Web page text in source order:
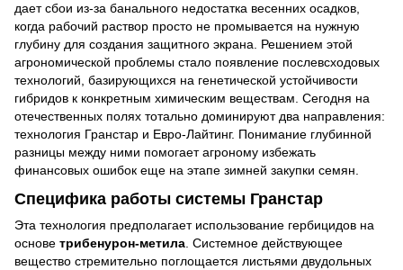
дает сбои из-за банального недостатка весенних осадков,
когда рабочий раствор просто не промывается на нужную
глубину для создания защитного экрана. Решением этой
агрономической проблемы стало появление послевсходовых
технологий, базирующихся на генетической устойчивости
гибридов к конкретным химическим веществам. Сегодня на
отечественных полях тотально доминируют два направления:
технология Гранстар и Евро-Лайтинг. Понимание глубинной
разницы между ними помогает агроному избежать
финансовых ошибок еще на этапе зимней закупки семян.
Специфика работы системы Гранстар
Эта технология предполагает использование гербицидов на
основе трибенурон-метила . Системное действующее
вещество стремительно поглощается листьями двудольных